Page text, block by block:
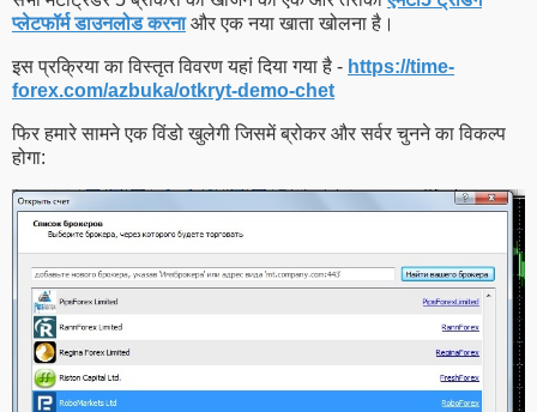
प्लेटफॉर्म डाउनलोड करनाऔर एक नया खाता खोलना है।
इस प्रक्रिया का विस्तृत विवरण यहां दिया गया है - https://time-
forex.com/azbuka/otkryt-demo-chet
फिर हमारे सामने एक विंडो खुलेगी जिसमें ब्रोकर और सर्वर चुनने का विकल्प
होगा: